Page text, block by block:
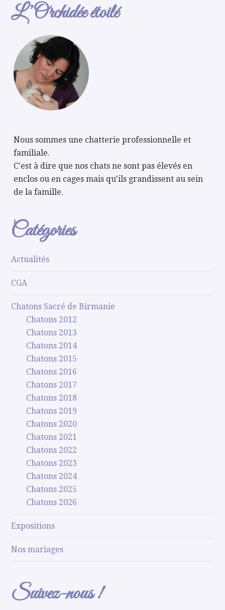
L’Orchidée étoilé
Nous sommes une chatterie professionnelle et
familiale.
C'est à dire que nos chats ne sont pas élevés en
enclos ou en cages mais qu'ils grandissent au sein
de la famille.
Catégories
Actualités
CGA
Chatons Sacré de Birmanie
Chatons 2012
Chatons 2013
Chatons 2014
Chatons 2015
Chatons 2016
Chatons 2017
Chatons 2018
Chatons 2019
Chatons 2020
Chatons 2021
Chatons 2022
Chatons 2023
Chatons 2024
Chatons 2025
Chatons 2026
Expositions
Nos mariages
Suivez-nous !